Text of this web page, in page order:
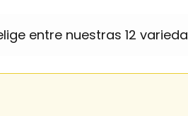
entre nuestras 12